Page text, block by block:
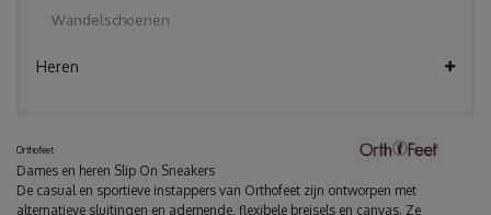
Wandelschoenen
Heren
Orthofeet
Dames en heren Slip On Sneakers
De casual en sportieve instappers van Orthofeet zijn ontworpen met
alternatieve sluitingen en ademende, flexibele breisels en canvas. Ze